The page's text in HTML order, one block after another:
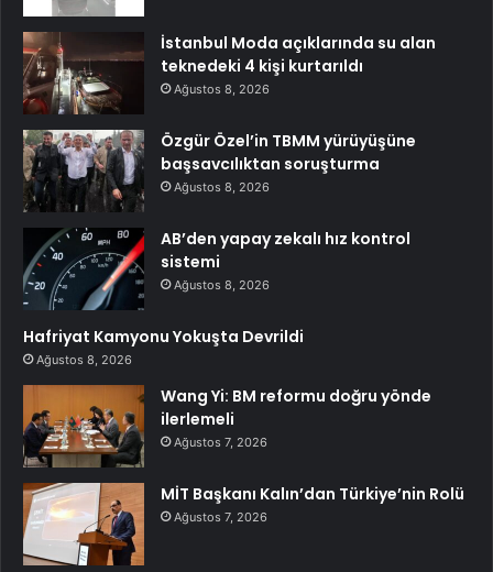
İstanbul Moda açıklarında su alan
teknedeki 4 kişi kurtarıldı
Ağustos 8, 2026
Özgür Özel’in TBMM yürüyüşüne
başsavcılıktan soruşturma
Ağustos 8, 2026
AB’den yapay zekalı hız kontrol
sistemi
Ağustos 8, 2026
Hafriyat Kamyonu Yokuşta Devrildi
Ağustos 8, 2026
Wang Yi: BM reformu doğru yönde
ilerlemeli
Ağustos 7, 2026
MİT Başkanı Kalın’dan Türkiye’nin Rolü
Ağustos 7, 2026